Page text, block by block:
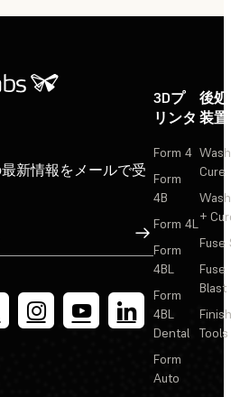
新情報をメールで受
サインアップ
3Dプ
リンタ
Form 4
Form
4B
Form 4L
Form
4BL
Form
4BL
Dental
Form
Auto
後
装置
Cure
+
Fuse
Fuse
Blast
Tools